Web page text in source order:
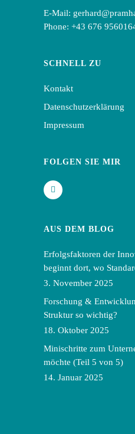
E-Mail:
Phone: +43 676
SCHNELL ZU
Kontakt
Datenschutzerklärung
Impressum
FOLGEN SIE MIR
AUS DEM BLOG
Erfolgsfaktoren der
beginnt dort, wo
3. November 2025
Forschung &
Struktur so wichtig?
18. Oktober 2025
Minischritte zum
möchte (Teil 5 von 5)
14. Januar 2025